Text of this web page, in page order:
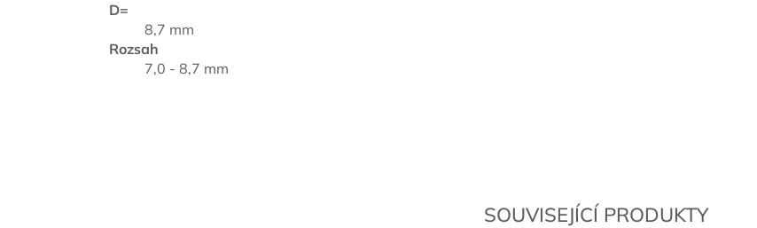
SOUVISEJÍCÍ PRODUKTY
D=
8,7 mm
Rozsah
7,0 - 8,7 mm